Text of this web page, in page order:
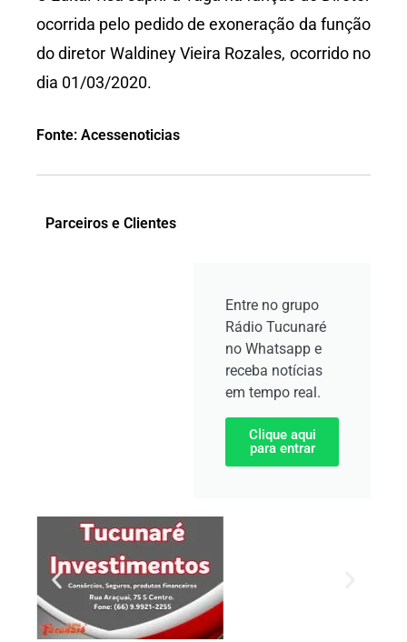
ocorrida pelo pedido de exoneração da função
do diretor Waldiney Vieira Rozales, ocorrido no
dia 01/03/2020.
Fonte: Acessenoticias
Parceiros e Clientes
Entre no grupo
Rádio Tucunaré
no Whatsapp e
receba notícias
em tempo real.
Clique aqui
para entrar